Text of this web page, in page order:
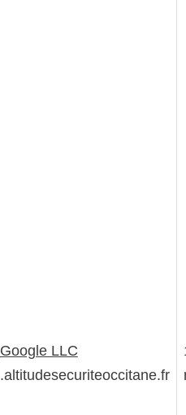
Google LLC
.altitudesecuriteoccitane.fr